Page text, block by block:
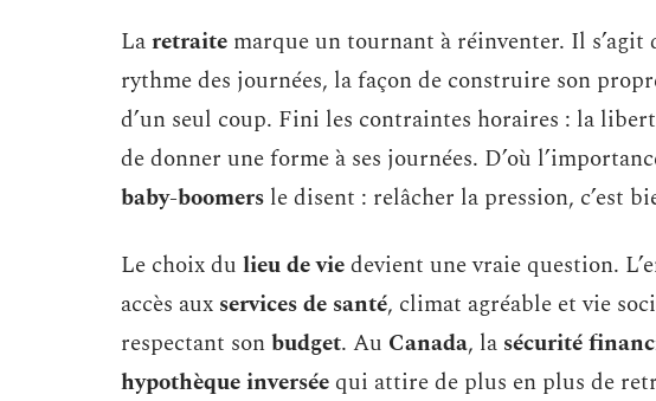
Laretraite marque un tournant à réinventer. Il s’agit
rythme des journées, la façon de construire son
d’un seul coup. Fini les contraintes horaires : la
de donner une forme à ses journées. D’où
baby-boomers le disent : relâcher la pression, c’est
Le choix du lieu de viedevient une vraie question.
accès aux services de santé, climat agréable et vie
respectant sonbudget. Au Canada, la sécurité
hypothèque inversée qui attire de plus en plus de